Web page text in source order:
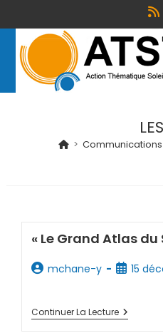
>
« Le Grand Atlas du
mchane-y 15
Continuer La Lecture